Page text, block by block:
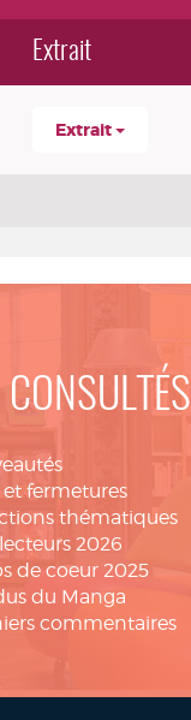
Extrait
Extrait
CONSULTÉS
et fermetures
thématiques
2026
de coeur 2025
du Manga
commentaires